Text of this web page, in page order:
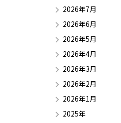
2026年7月
2026年6月
2026年5月
2026年4月
2026年3月
2026年2月
2026年1月
2025年